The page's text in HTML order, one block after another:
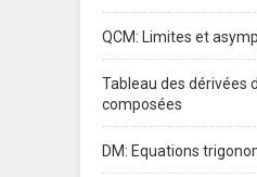
QCM: Limites et
Tableau des dérivées
composées
DM: Equations